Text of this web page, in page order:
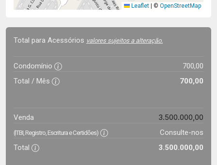
Leaflet © OpenStreetMap
Total para Acessórios valores sujeitos a alteração.
Condomínio
700,00
Total / Mês
700,00
Venda 3.500.000,00
(ITBI, Registro, Escritura e Certidões)
Consulte-nos
Total
3.500.000,00